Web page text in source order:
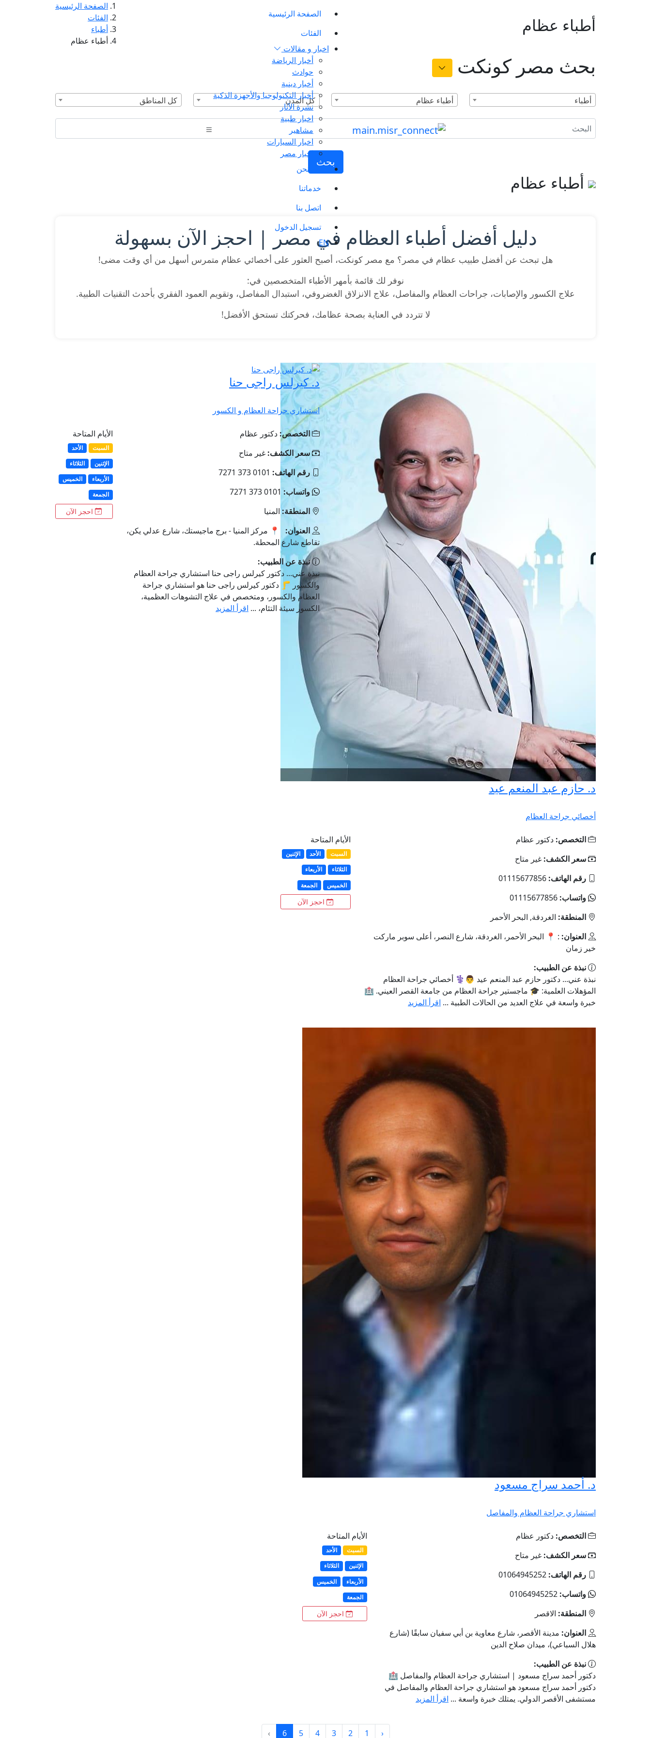
الصفحة الرئيسية
الفئات
اخبار و مقالات
أخبار الرياضة
حوادث
أخبار دينية
أخبار التكنولوجيا والأجهزة الذكية
نشرة الآثار
اخبار طبية
مشاهير
اخبار السيارات
اخبار مصر
من نحن
خدماتنا
اتصل بنا
تسجيل الدخول
EN
أطباء عظام
الصفحة الرئيسية
الفئات
أطباء
أطباء عظام
بحث مصر كونكت
أطباء أطباء عظام كل المدن كل المناطق
بحث
أطباء عظام
دليل أفضل أطباء العظام في مصر | احجز الآن بسهولة
هل تبحث عن أفضل طبيب عظام في مصر؟ مع مصر كونكت، أصبح العثور على أخصائي عظام متمرس أسهل من أي وقت مضى!
نوفر لك قائمة بأمهر الأطباء المتخصصين في:
علاج الكسور والإصابات، جراحات العظام والمفاصل، علاج الانزلاق الغضروفي، استبدال المفاصل، وتقويم العمود الفقري بأحدث التقنيات الطبية.
لا تتردد في العناية بصحة عظامك، فحركتك تستحق الأفضل!
د. حازم عبد المنعم عيد
أخصائي جراحة العظام
التخصص: دكتور عظام
سعر الكشف: غير متاح
رقم الهاتف: 01115677856
واتساب: 01115677856
المنطقة: الغردقة, البحر الأحمر
العنوان: : 📍 البحر الأحمر، الغردقة، شارع النصر، أعلى سوبر ماركت
خير زمان
نبذة عن الطبيب:
نبذة عني... دكتور حازم عبد المنعم عيد 👨⚕️ أخصائي جراحة العظام
المؤهلات العلمية: 🎓 ماجستير جراحة العظام من جامعة القصر العيني. 🏥
خبرة واسعة في علاج العديد من الحالات الطبية ... اقرأ المزيد
الأيام المتاحة
السبت الأحد
الإثنين
الثلاثاء
الأربعاء
الخميس
الجمعة
احجز الآن
د. كيرلس راجى حنا
استشاري جراحة العظام و الكسور
التخصص: دكتور عظام
سعر الكشف: غير متاح
رقم الهاتف: 0101 373 7271
واتساب: 0101 373 7271
المنطقة: المنيا
العنوان:
📍 مركز المنيا - برج ماجيستك، شارع عدلي يكن،
تقاطع شارع المحطة.
نبذة عن الطبيب:
نبذة عني... دكتور كيرلس راجى حنا استشاري جراحة العظام
والكسور 🦵 دكتور كيرلس راجى حنا هو استشاري جراحة
العظام والكسور، ومتخصص في علاج التشوهات العظمية،
الكسور سيئة التئام، ... اقرأ المزيد
الأيام المتاحة
السبت
الأحد
الإثنين
الثلاثاء
الأربعاء
الخميس
الجمعة
احجز الآن
د. أحمد سراج مسعود
استشاري جراحة العظام والمفاصل
التخصص: دكتور عظام
سعر الكشف: غير متاح
رقم الهاتف: 01064945252
واتساب: 01064945252
المنطقة: الاقصر
العنوان: مدينة الأقصر، شارع معاوية بن أبي سفيان سابقًا (شارع
هلال السباعي)، ميدان صلاح الدين
نبذة عن الطبيب:
دكتور أحمد سراج مسعود | استشاري جراحة العظام والمفاصل 🏥
دكتور أحمد سراج مسعود هو استشاري جراحة العظام والمفاصل في
مستشفى الأقصر الدولي. يمتلك خبرة واسعة ... اقرأ المزيد
الأيام المتاحة
السبت
الأحد
الإثنين
الثلاثاء
الأربعاء
الخميس
الجمعة
احجز الآن
‹
1
2
3
4
5
6
›